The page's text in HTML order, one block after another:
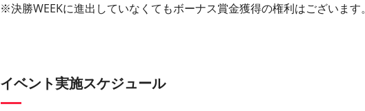
※決勝WEEKに進出していなくてもボーナス賞金獲得の権利はございます。
イベント実施スケジュール